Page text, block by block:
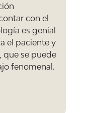
con el
es genial
el paciente y
que se puede
fenomenal.